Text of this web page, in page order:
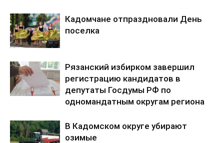
Кадомчане отпраздновали День
поселка
Рязанский избирком завершил
регистрацию кандидатов в
депутаты Госдумы РФ по
одномандатным округам региона
В Кадомском округе убирают
озимые